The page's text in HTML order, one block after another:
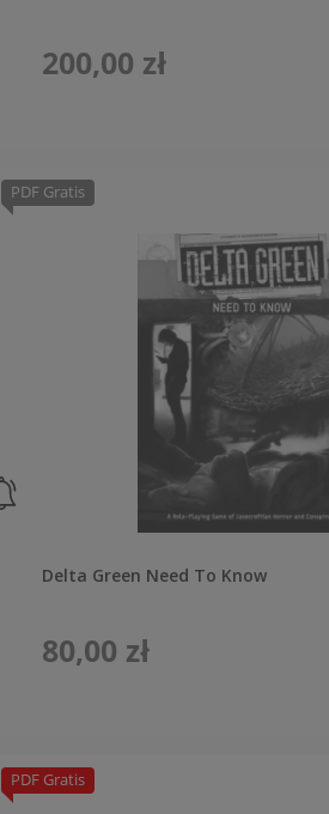
200,00 zł
Delta Green Need To Know
80,00 zł
PDF Gratis
PDF Gratis